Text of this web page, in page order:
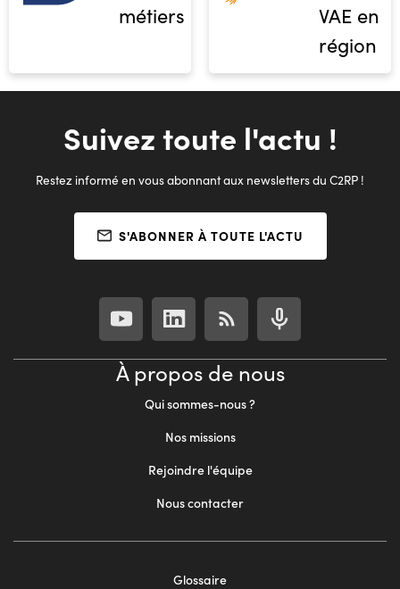
métiers
VAE en
région
Suivez toute l'actu !
Restez informé en vous abonnant aux newsletters du C2RP !
S'ABONNER À TOUTE L'ACTU
À propos de nous
Qui sommes-nous ?
Nos missions
Rejoindre l'équipe
Nous contacter
Glossaire